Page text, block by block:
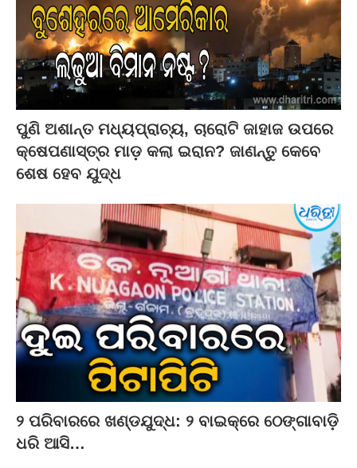
ପୁଣି ଅଶାନ୍ତ ମଧ୍ୟପ୍ରାଚ୍ୟ, ଚାରୋଟି ଜାହାଜ ଉପରେ
କ୍ଷେପଣାସ୍ତ୍ର ମାଡ଼ କଲା ଇରାନ? ଜାଣନ୍ତୁ କେବେ
ଶେଷ ହେବ ଯୁଦ୍ଧ
୨ ପରିବାରରେ ଖଣ୍ଡଯୁଦ୍ଧ: ୨ ବାଇକ୍‌ରେ ଠେଙ୍ଗାବାଡ଼ି
ଧରି ଆସି…